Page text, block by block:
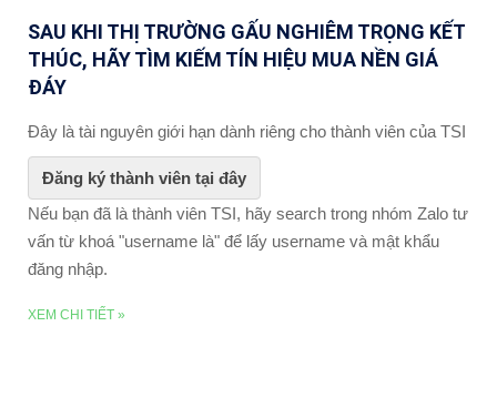
SAU KHI THỊ TRƯỜNG GẤU NGHIÊM TRỌNG KẾT
THÚC, HÃY TÌM KIẾM TÍN HIỆU MUA NỀN GIÁ
ĐÁY
Đây là tài nguyên giới hạn dành riêng cho thành viên của TSI
Đăng ký thành viên tại đây
Nếu bạn đã là thành viên TSI, hãy search trong nhóm Zalo tư
vấn từ khoá "username là" để lấy username và mật khẩu
đăng nhập.
XEM CHI TIẾT »